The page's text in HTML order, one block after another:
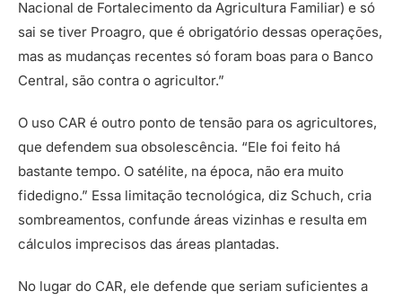
Nacional de Fortalecimento da Agricultura Familiar) e só
sai se tiver Proagro, que é obrigatório dessas operações,
mas as mudanças recentes só foram boas para o Banco
Central, são contra o agricultor.”
O uso CAR é outro ponto de tensão para os agricultores,
que defendem sua obsolescência. “Ele foi feito há
bastante tempo. O satélite, na época, não era muito
fidedigno.” Essa limitação tecnológica, diz Schuch, cria
sombreamentos, confunde áreas vizinhas e resulta em
cálculos imprecisos das áreas plantadas.
No lugar do CAR, ele defende que seriam suficientes a